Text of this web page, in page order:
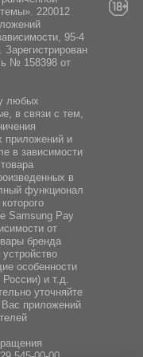
220012
95-4
№ 158398 от
любых
в связи с тем,
приложений и
в зависимости
в
функционал
Samsung Pay
от
бренда
особенности
и т.д.
уточняйте
приложений